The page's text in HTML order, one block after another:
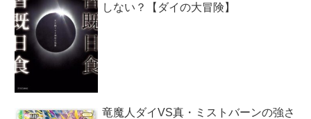
しない？【ダイの大冒険】
竜魔人ダイVS真・ミストバーンの強さ